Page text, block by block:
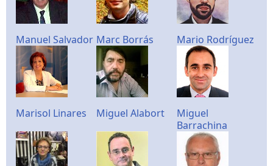
Manuel Salvador Marc Borrás Mario Rodríguez
Marisol Linares Miguel Alabort
Miguel
Barrachina